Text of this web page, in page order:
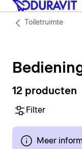
Toiletruimte
12 producten
Filter
Meer